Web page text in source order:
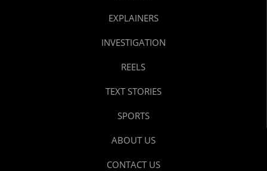
EXPLAINERS
INVESTIGATION
REELS
TEXT STORIES
SPORTS
ABOUT US
CONTACT US